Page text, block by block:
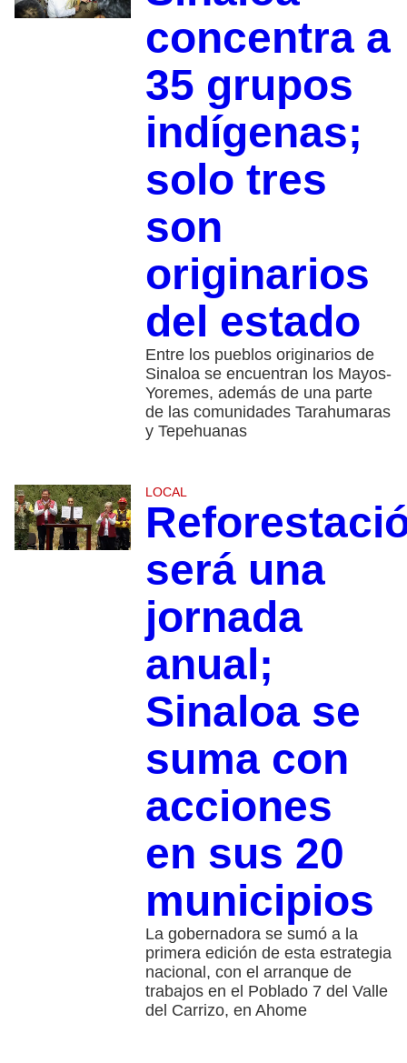
concentra a
35 grupos
indígenas;
solo tres
son
originarios
del estado
Entre los pueblos originarios de
Sinaloa se encuentran los Mayos-
Yoremes, además de una parte
de las comunidades Tarahumaras
y Tepehuanas
LOCAL
será una
jornada
anual;
Sinaloa se
suma con
acciones
en sus 20
municipios
La gobernadora se sumó a la
primera edición de esta estrategia
nacional, con el arranque de
trabajos en el Poblado 7 del Valle
del Carrizo, en Ahome